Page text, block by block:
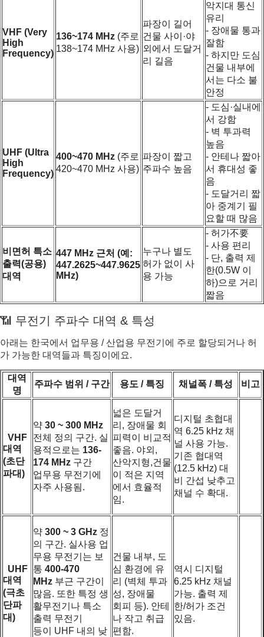
VHF (Very
High
Frequency)
136~174 MHz (주로
138~174 MHz 사용)
파장이 길어
건물 사이·야
외에서 도달거
리 길음
악지대 통신
유리
- 장애물 통과
잘함
- 하지만 도심
건물 내부에
서는 다소 불
안정
UHF (Ultra
High
Frequency)
400~470 MHz (주로
420~470 MHz 사용)
파장이 짧고
주파수 높음
- 도심·실내에
서 강함
- 벽 투과력
높음
- 안테나 짧아
서 휴대성 좋
음
- 도달거리 짧
아 중계기 필
요할 때 많음
비면허 특소
출력(공용)
대역
447 MHz 근처 (예:
447.2625~447.9625
MHz)
누구나 별도
허가 없이 사
용 가능
- 허가不要
- 사용 편리
- 단, 출력 제
한(0.5W 이
하)으로 거리
짧음
📶 무전기 주파수 대역 & 특성
아래는 한국에서 업무용 / 산업용 무전기에 주로 할당되거나 허
가 가능한 대역들과 특징이에요.
대역
명
주파수 범위 / 구간 용도 / 특징 채널폭 / 특성 비고
VHF
대역
(초단
파대)
약 30 ~ 300 MHz
전체 정의 구간. 실
용적으로는 136-
174 MHz 구간
업무용 무전기에
자주 사용됨.
넓은 도달거
리, 장애물 회
피력이 비교적
좋음. 야외,
산악지형,건물
이 적은 지역
에서 효율적
임.
디지털 초협대
역 6.25 kHz 채
널 사용 가능.
기존 협대역
(12.5 kHz) 대
비 간섭 낮추고
채널 수 확대.
UHF
대역
(극초
단파
대)
약 300 ~ 3 GHz 정
의 구간. 실사용 업
무용 무전기는 보
통 400-470
MHz 부근 구간이
많음. 또한 특정 생
활무전기나 특소
출력 무전기
등이 UHF 내의 낮
건물 내부, 도
심 환경에 유
리 (벽체 투과
성, 장애물
회피 등). 안테
나 작고 취급
편함.
역시 디지털
6.25 kHz 채널
가능. 출력 제
한/허가 조건
있음.